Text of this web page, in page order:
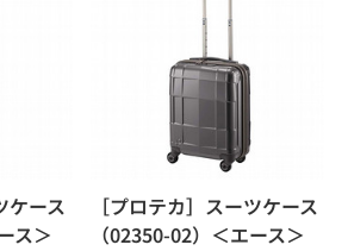
ケース
ス＞
［プロテカ］スーツケース
（02350-02）＜エース＞